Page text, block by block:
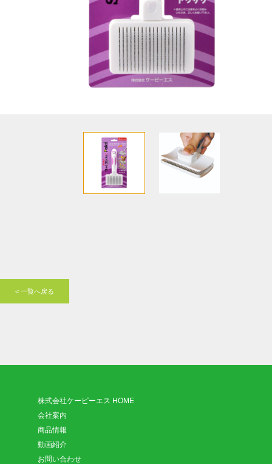
< 一覧へ戻る
株式会社ケーピーエス HOME
会社案内
商品情報
動画紹介
お問い合わせ